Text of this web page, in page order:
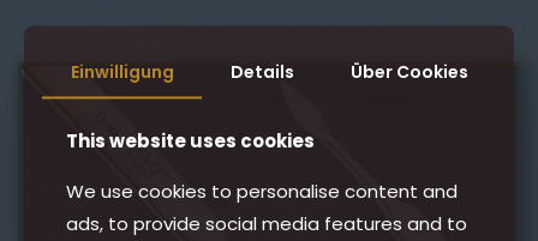
Einwilligung Details Über Cookies
This website uses cookies
We use cookies to personalise content and
ads, to provide social media features and to